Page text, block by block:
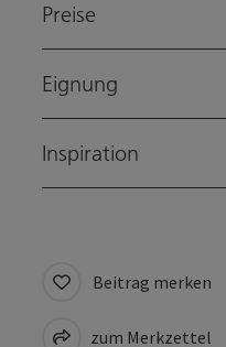
Preise
Eignung
Inspiration
Beitrag merken
zum Merkzettel